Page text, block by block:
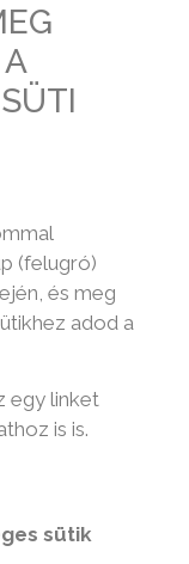
(felugró)
és meg
adod a
egy linket
is is.
sütik